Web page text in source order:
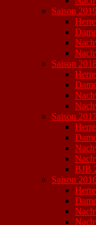
Saison
Saison
Saison
BJB
Saison